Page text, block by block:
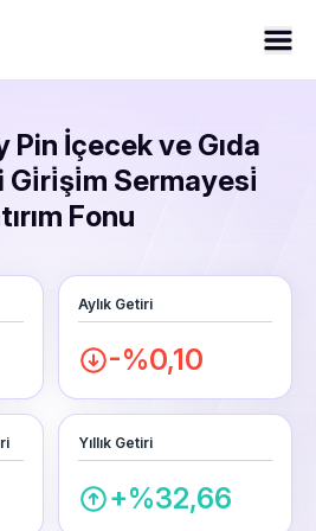
Pin İçecek ve Gıda
Gi̇ri̇şi̇m Sermayesi̇
Fonu
Aylık Getiri
-%0,10
Yıllık Getiri
+%32,66